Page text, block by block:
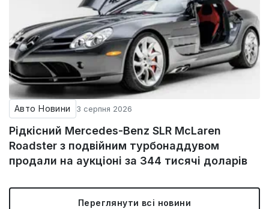
Авто Новини 3 серпня 2026
Рідкісний Mercedes-Benz SLR McLaren
Roadster з подвійним турбонаддувом
продали на аукціоні за 344 тисячі доларів
Переглянути всі новини